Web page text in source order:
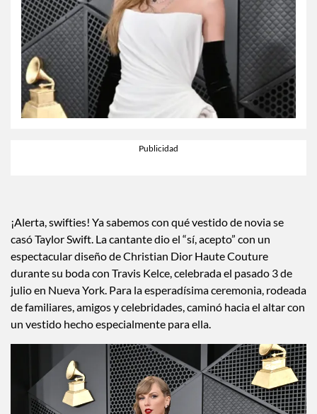
¡Alerta, swifties! Ya sabemos con qué vestido de novia se
casó Taylor Swift. La cantante dio el “sí, acepto” con un
espectacular diseño de Christian Dior Haute Couture
durante su boda con Travis Kelce, celebrada el pasado 3 de
julio en Nueva York. Para la esperadísima ceremonia, rodeada
de familiares, amigos y celebridades, caminó hacia el altar con
un vestido hecho especialmente para ella.